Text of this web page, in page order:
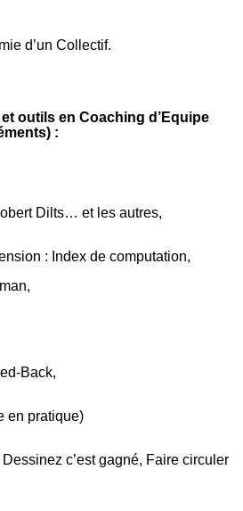
d’un Collectif.
outils en Coaching d’Equipe
:
Dilts… et les autres,
: Index de computation,
Back,
en pratique)
c’est gagné, Faire circuler